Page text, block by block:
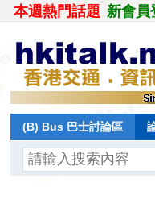
本週熱門話題 新會員
(B) Bus 巴士討論區